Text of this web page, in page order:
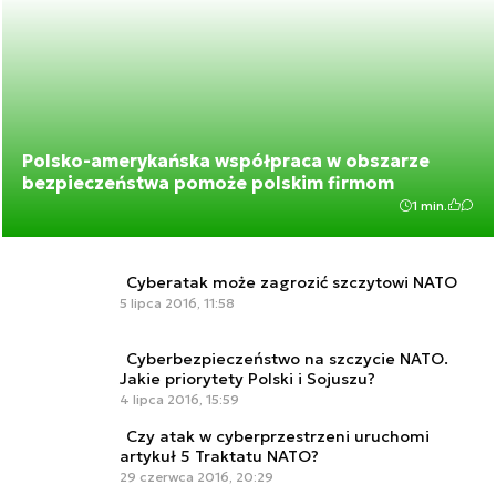
Polsko-amerykańska współpraca w obszarze
bezpieczeństwa pomoże polskim firmom
1 min.
Cyberatak może zagrozić szczytowi NATO
5 lipca 2016, 11:58
Cyberbezpieczeństwo na szczycie NATO.
Jakie priorytety Polski i Sojuszu?
4 lipca 2016, 15:59
Czy atak w cyberprzestrzeni uruchomi
artykuł 5 Traktatu NATO?
29 czerwca 2016, 20:29